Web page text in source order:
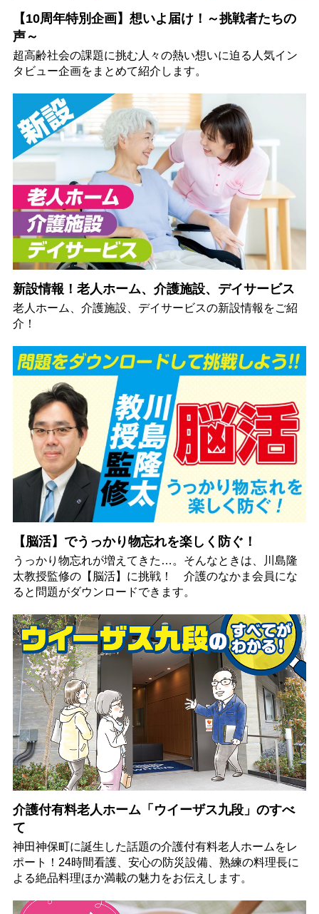
【10周年特別企画】想いよ届け！～挑戦者たちの
声～
超高齢社会の課題に挑む人々の熱い想いに迫る人気イン
タビュー企画をまとめて紹介します。
新設情報！老人ホーム、介護施設、デイサービス
老人ホーム、介護施設、デイサービスの新設情報をご紹
介！
【脳活】でうっかり物忘れを楽しく防ぐ！
うっかり物忘れが増えてきた…。そんなときは、川島隆
太教授監修の【脳活】に挑戦！ 介護のなかま会員にな
ると問題がダウンロードできます。
介護付有料老人ホーム「ウイーザス九段」のすべ
て
神田神保町に誕生した話題の介護付有料老人ホームをレ
ポート！24時間看護、安心の防災設備、熟練の料理長に
よる絶品料理ほか満載の魅力をお伝えします。